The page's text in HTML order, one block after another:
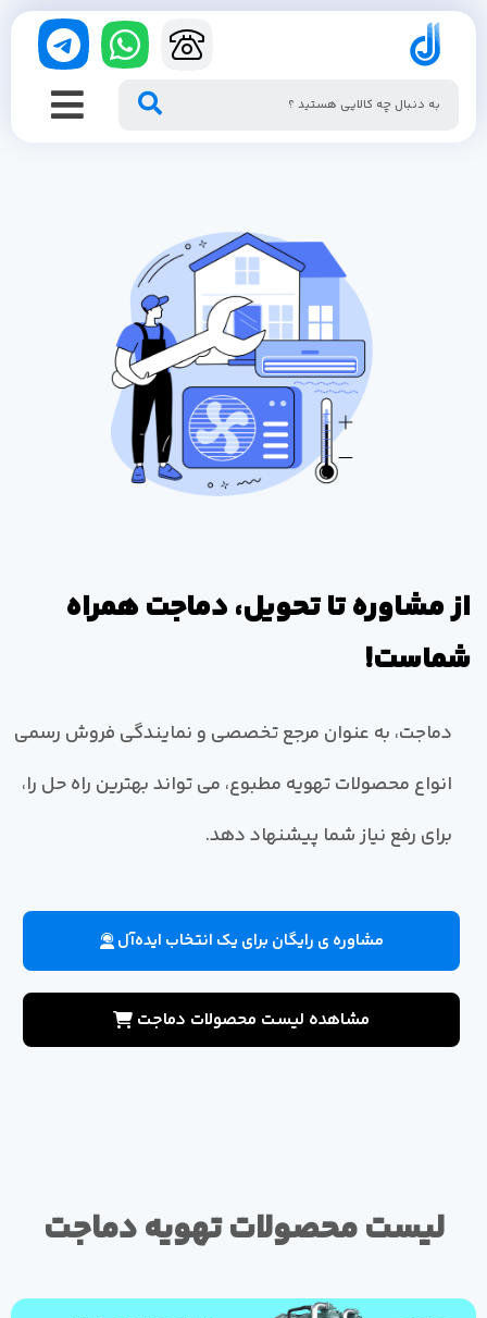
از مشاوره تا تحویل، دماجت همراه
شماست!
دماجت، به عنوان مرجع تخصصی و نمایندگی فروش رسمی
انواع محصولات تهویه مطبوع، می تواند بهترین راه حل را،
برای رفع نیاز شما پیشنهاد دهد.
مشاوره ی رایگان برای یک انتخاب ایده‌آل
مشاهده لیست محصولات دماجت
لیست محصولات تهویه دماجت